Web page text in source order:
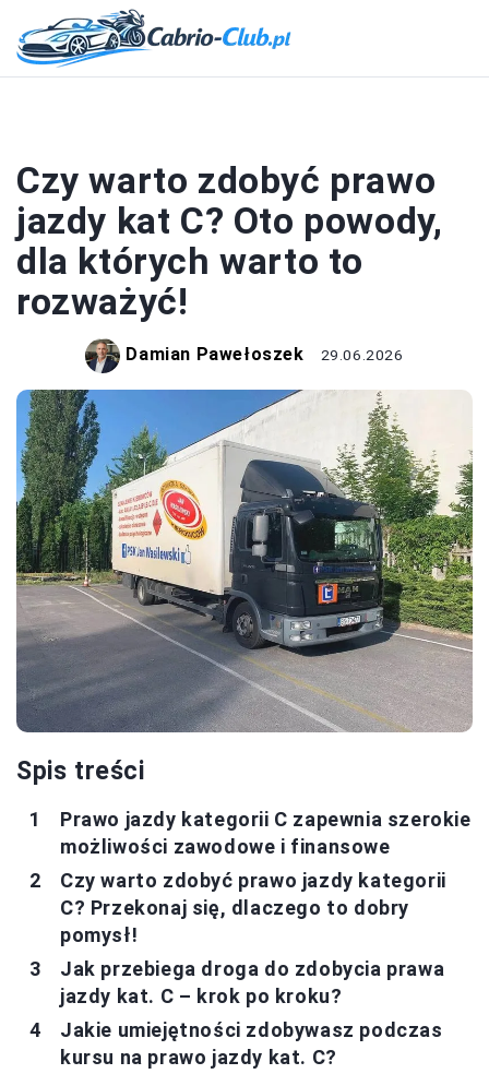
Czy warto zdobyć prawo
jazdy kat C? Oto powody,
dla których warto to
rozważyć!
Damian Pawełoszek 29.06.2026
Spis treści
Prawo jazdy kategorii C zapewnia szerokie
możliwości zawodowe i finansowe
Czy warto zdobyć prawo jazdy kategorii
C? Przekonaj się, dlaczego to dobry
pomysł!
Jak przebiega droga do zdobycia prawa
jazdy kat. C – krok po kroku?
Jakie umiejętności zdobywasz podczas
kursu na prawo jazdy kat. C?